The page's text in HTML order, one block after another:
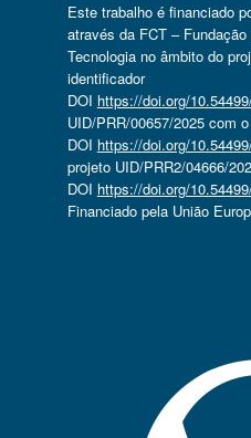
Este trabalho é financiado
através da FCT –
Tecnologia no âmbito do
identificador
DOI https://doi.org/
UID/PRR/00657/2025 com
DOI https://doi.org/
projeto UID/PRR2/04666/
DOI https://doi.org/
Financiado pela União